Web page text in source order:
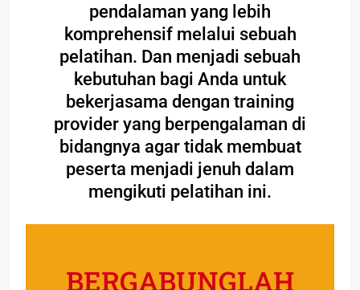
pendalaman yang lebih
komprehensif melalui sebuah
pelatihan. Dan menjadi sebuah
kebutuhan bagi Anda untuk
bekerjasama dengan training
provider yang berpengalaman di
bidangnya agar tidak membuat
peserta menjadi jenuh dalam
mengikuti pelatihan ini.
BERGABUNGLAH